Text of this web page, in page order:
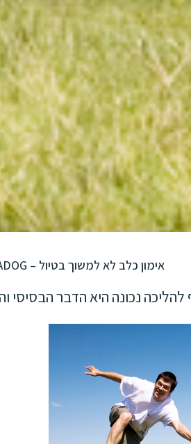
אימון כלב לא למשוך בטיול – LADOG
להליכה נכונה היא הדבר